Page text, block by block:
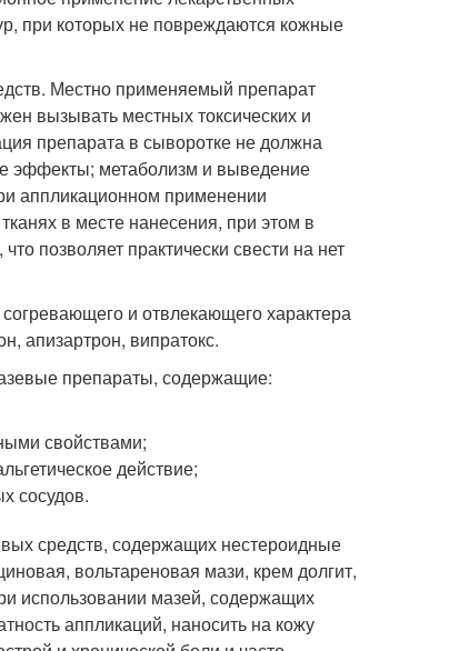
при которых не повреждаются кожные
Местно применяемый препарат
вызывать местных токсических и
препарата в сыворотке не должна
эффекты; метаболизм и выведение
аппликационном применении
в месте нанесения, при этом в
позволяет практически свести на нет
и отвлекающего характера
апизартрон, випратокс.
препараты, содержащие:
свойствами;
действие;
сосудов.
средств, содержащих нестероидные
вольтареновая мази, крем долгит,
использовании мазей, содержащих
аппликаций, наносить на кожу